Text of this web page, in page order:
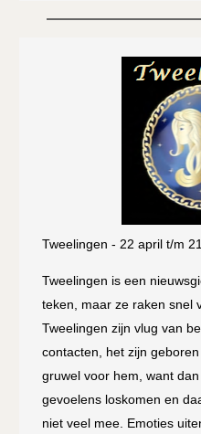
Tweelingen - 22 april t/m
Tweelingen is een
teken, maar ze raken snel
Tweelingen zijn vlug van
contacten, het zijn
gruwel voor hem, want
gevoelens loskomen en
niet veel mee. Emoties